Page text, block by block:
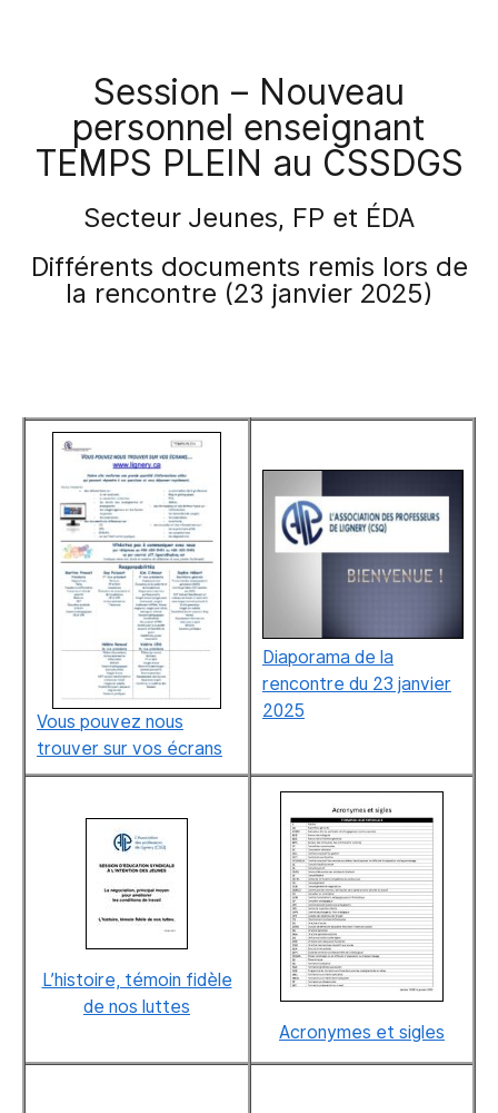
Session – Nouveau
personnel enseignant
TEMPS PLEIN au CSSDGS
Secteur Jeunes, FP et ÉDA
Différents documents remis lors de
la rencontre (23 janvier 2025)
Vous pouvez nous
trouver sur vos écrans
Diaporama de la
rencontre du 23 janvier
2025
L’histoire, témoin fidèle
de nos luttes
Acronymes et sigles